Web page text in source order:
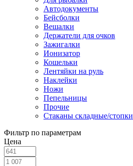
Автодокументы
Бейсболки
Вешалки
Держатели для очков
Зажигалки
Ионизатор
Кошельки
Лентяйки на руль
Наклейки
Ножи
Пепельницы
Прочие
Стаканы складные/стопки
Фильтр по параметрам
Цена